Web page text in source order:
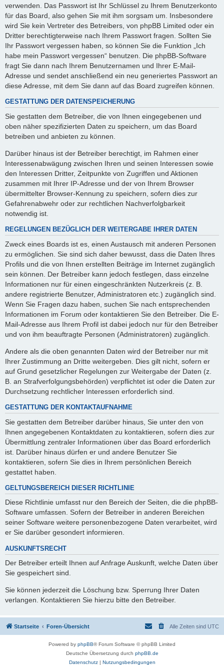
verwenden. Das Passwort ist Ihr Schlüssel zu Ihrem Benutzerkonto
für das Board, also gehen Sie mit ihm sorgsam um. Insbesondere
wird Sie kein Vertreter des Betreibers, von phpBB Limited oder ein
Dritter berechtigterweise nach Ihrem Passwort fragen. Sollten Sie
Ihr Passwort vergessen haben, so können Sie die Funktion „Ich
habe mein Passwort vergessen“ benutzen. Die phpBB-Software
fragt Sie dann nach Ihrem Benutzernamen und Ihrer E-Mail-
Adresse und sendet anschließend ein neu generiertes Passwort an
diese Adresse, mit dem Sie dann auf das Board zugreifen können.
GESTATTUNG DER DATENSPEICHERUNG
Sie gestatten dem Betreiber, die von Ihnen eingegebenen und
oben näher spezifizierten Daten zu speichern, um das Board
betreiben und anbieten zu können.
Darüber hinaus ist der Betreiber berechtigt, im Rahmen einer
Interessenabwägung zwischen Ihren und seinen Interessen sowie
den Interessen Dritter, Zeitpunkte von Zugriffen und Aktionen
zusammen mit Ihrer IP-Adresse und der von Ihrem Browser
übermittelter Browser-Kennung zu speichern, sofern dies zur
Gefahrenabwehr oder zur rechtlichen Nachverfolgbarkeit
notwendig ist.
REGELUNGEN BEZÜGLICH DER WEITERGABE IHRER DATEN
Zweck eines Boards ist es, einen Austausch mit anderen Personen
zu ermöglichen. Sie sind sich daher bewusst, dass die Daten Ihres
Profils und die von Ihnen erstellten Beiträge im Internet zugänglich
sein können. Der Betreiber kann jedoch festlegen, dass einzelne
Informationen nur für einen eingeschränkten Nutzerkreis (z. B.
andere registrierte Benutzer, Administratoren etc.) zugänglich sind.
Wenn Sie Fragen dazu haben, suchen Sie nach entsprechenden
Informationen im Forum oder kontaktieren Sie den Betreiber. Die E-
Mail-Adresse aus Ihrem Profil ist dabei jedoch nur für den Betreiber
und von ihm beauftragte Personen (Administratoren) zugänglich.
Andere als die oben genannten Daten wird der Betreiber nur mit
Ihrer Zustimmung an Dritte weitergeben. Dies gilt nicht, sofern er
auf Grund gesetzlicher Regelungen zur Weitergabe der Daten (z.
B. an Strafverfolgungsbehörden) verpflichtet ist oder die Daten zur
Durchsetzung rechtlicher Interessen erforderlich sind.
GESTATTUNG DER KONTAKTAUFNAHME
Sie gestatten dem Betreiber darüber hinaus, Sie unter den von
Ihnen angegebenen Kontaktdaten zu kontaktieren, sofern dies zur
Übermittlung zentraler Informationen über das Board erforderlich
ist. Darüber hinaus dürfen er und andere Benutzer Sie
kontaktieren, sofern Sie dies in Ihrem persönlichen Bereich
gestattet haben.
GELTUNGSBEREICH DIESER RICHTLINIE
Diese Richtlinie umfasst nur den Bereich der Seiten, die die phpBB-
Software umfassen. Sofern der Betreiber in anderen Bereichen
seiner Software weitere personenbezogene Daten verarbeitet, wird
er Sie darüber gesondert informieren.
AUSKUNFTSRECHT
Der Betreiber erteilt Ihnen auf Anfrage Auskunft, welche Daten über
Sie gespeichert sind.
Sie können jederzeit die Löschung bzw. Sperrung Ihrer Daten
verlangen. Kontaktieren Sie hierzu bitte den Betreiber.
Startseite Foren-Übersicht Alle Zeiten sind UTC
Powered by phpBB® Forum Software © phpBB Limited
Deutsche Übersetzung durch phpBB.de
Datenschutz| Nutzungsbedingungen